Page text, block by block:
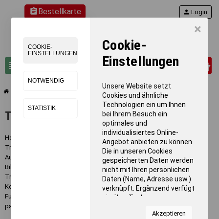
×
COOKIE-
EINSTELLUNGEN
NOTWENDIG
STATISTIK
Cookie-
Einstellungen
Unsere Website setzt
Cookies und ähnliche
Technologien ein um Ihnen
bei Ihrem Besuch ein
optimales und
individualisiertes Online-
Angebot anbieten zu können.
Die in unseren Cookies
gespeicherten Daten werden
nicht mit Ihren persönlichen
Daten (Name, Adresse usw.)
verknüpft. Ergänzend verfügt
sie über Tools von
Statistiken zur Nutzung
Akzeptieren
assignmentBestellkarte
view_headline search
person Login
Trainingszubehör
Trainingszubehör
Hochwertiges
ist unverzichtbar für effektives
Training in allen Sportarten. Bei BENZ Sport finden Sie eine umfassende
Auswahl an professionellem Equipment für Vereine, Schulen und
Bildungseinrichtungen. Unser Sortiment umfasst über 79 verschiedene
Trainingsartikel - von klassischen Markierungskegeln und Hütchen über
Koordinationsleitern bis hin zu speziellen Bodenmarkierungen. Ob für
Fußballtraining, Schulsport oder Koordinationsübungen - wir haben das
passende Zubehör für jeden Trainingsbereich.